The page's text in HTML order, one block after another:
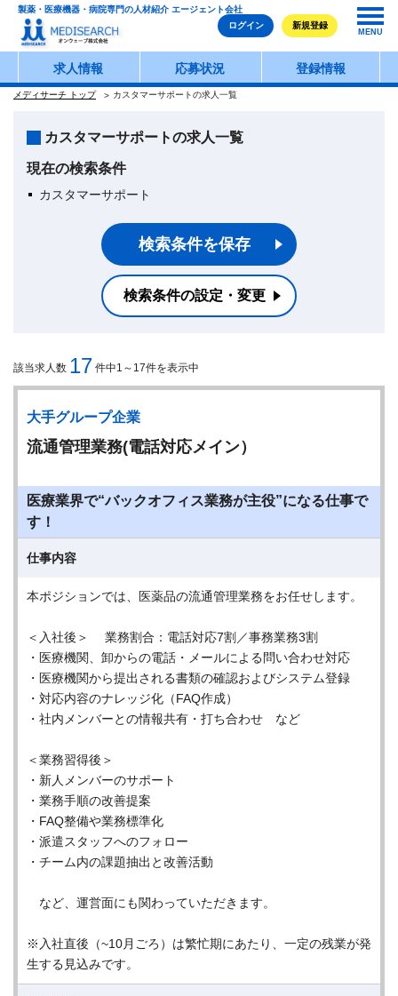
製薬・医療機器・病院専門の人材紹介 エージェント会社
ログイン
新規登録
MENU
求人情報 応募状況 登録情報
メディサーチ トップ カスタマーサポートの求人一覧
カスタマーサポートの求人一覧
現在の検索条件
カスタマーサポート
検索条件を保存
検索条件の設定・変更
該当求人数 17 件中1～17件を表示中
大手グループ企業
流通管理業務(電話対応メイン）
医療業界で“バックオフィス業務が主役”になる仕事で
す！
仕事内容
本ポジションでは、医薬品の流通管理業務をお任せします。
＜入社後＞ 業務割合：電話対応7割／事務業務3割
・医療機関、卸からの電話・メールによる問い合わせ対応
・医療機関から提出される書類の確認およびシステム登録
・対応内容のナレッジ化（FAQ作成）
・社内メンバーとの情報共有・打ち合わせ など
＜業務習得後＞
・新人メンバーのサポート
・業務手順の改善提案
・FAQ整備や業務標準化
・派遣スタッフへのフォロー
・チーム内の課題抽出と改善活動
など、運営面にも関わっていただきます。
※入社直後（~10月ごろ）は繁忙期にあたり、一定の残業が発
生する見込みです。